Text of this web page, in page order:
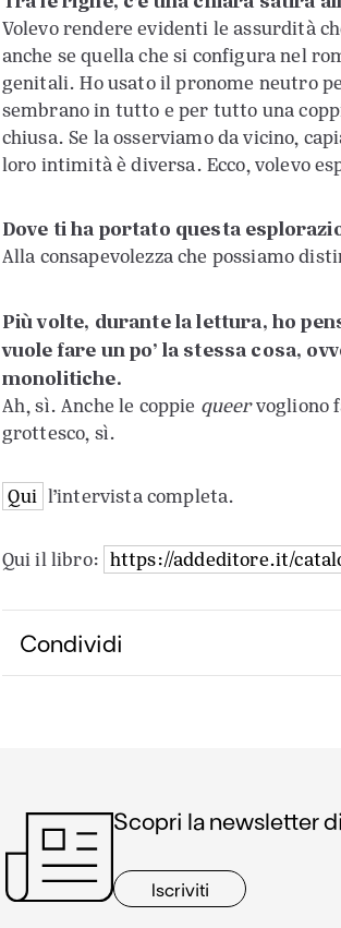
Volevo rendere evidenti le assurdità
anche se quella che si configura nel
genitali. Ho usato il pronome neutro
sembrano in tutto e per tutto una
chiusa. Se la osserviamo da vicino,
loro intimità è diversa. Ecco, volevo
Dove ti ha portato questa
Alla consapevolezza che possiamo
Più volte, durante la lettura, ho
vuole fare un po’ la stessa cosa,
monolitiche.
Ah, sì. Anche le coppie queervogliono
grottesco, sì.
Qui l’intervista completa.
Qui il libro: https://addeditore.it/
Condividi
Scopri la newsletter
Iscriviti